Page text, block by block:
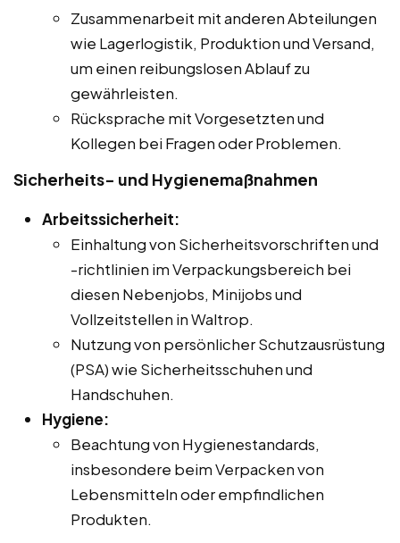
Zusammenarbeit mit anderen Abteilungen
wie Lagerlogistik, Produktion und Versand,
um einen reibungslosen Ablauf zu
gewährleisten.
Rücksprache mit Vorgesetzten und
Kollegen bei Fragen oder Problemen.
Sicherheits- und Hygienemaßnahmen
Arbeitssicherheit:
Einhaltung von Sicherheitsvorschriften und
-richtlinien im Verpackungsbereich bei
diesen Nebenjobs, Minijobs und
Vollzeitstellen in Waltrop.
Nutzung von persönlicher Schutzausrüstung
(PSA) wie Sicherheitsschuhen und
Handschuhen.
Hygiene:
Beachtung von Hygienestandards,
insbesondere beim Verpacken von
Lebensmitteln oder empfindlichen
Produkten.